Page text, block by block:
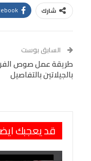
شارك
Tumblr
البريد الإلكتروني
Digg
LINE
السابق بوست
طريقة عمل صوص
بالجيلاتين بالتفاصيل
قد يعجبك